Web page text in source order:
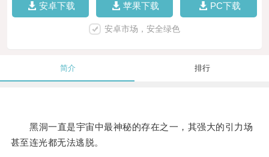
安卓下载 苹果下载 PC下载
安卓市场，安全绿色
简介 排行
黑洞一直是宇宙中最神秘的存在之一，其强大的引力场
甚至连光都无法逃脱。